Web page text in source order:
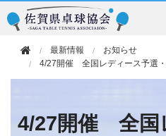
最新情報
お知らせ
4/27開催 全国レディース予選
4/27開催 全国